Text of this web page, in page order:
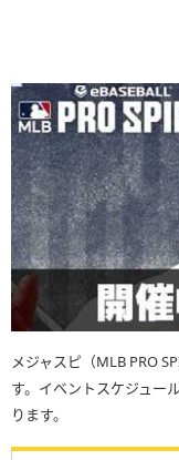
メジャスピ（MLB PRO
す。イベントスケジュー
ります。